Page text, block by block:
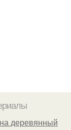
деревянный